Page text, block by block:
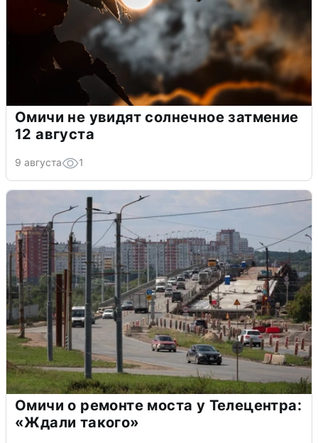
Омичи не увидят солнечное затмение
12 августа
9 августа 1
Омичи о ремонте моста у Телецентра:
«Ждали такого»